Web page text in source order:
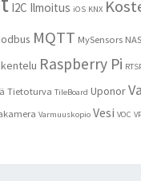
I2C Ilmoitus iOS KNX
MQTT MySensors NAS
Raspberry Pi
Tietoturva TileBoard Uponor
Varmuuskopio Vesi VOC